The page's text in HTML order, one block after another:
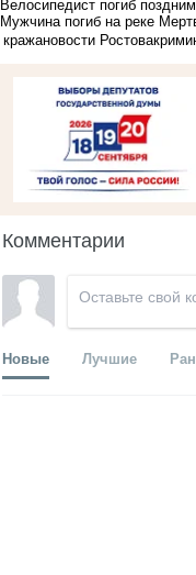
Велосипедист погиб
Мужчина погиб на реке
кражановости Ростова
Комментарии
Новые Лучшие